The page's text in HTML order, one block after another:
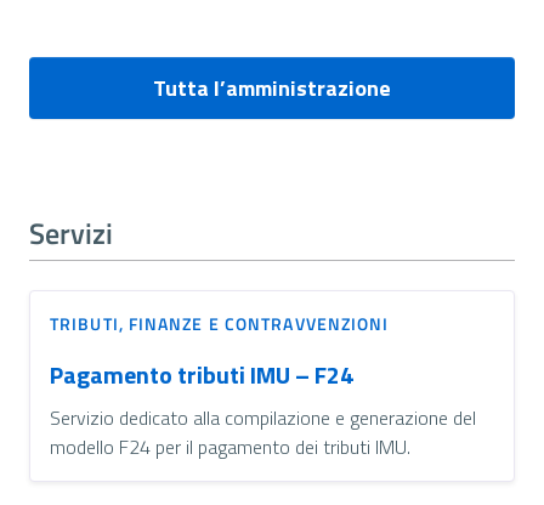
Tutta l’amministrazione
Servizi
TRIBUTI, FINANZE E CONTRAVVENZIONI
Pagamento tributi IMU – F24
Servizio dedicato alla compilazione e generazione del
modello F24 per il pagamento dei tributi IMU.